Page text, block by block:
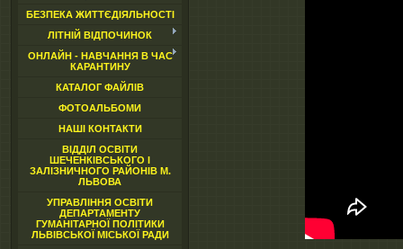
БЕЗПЕКА ЖИТТЄДІЯЛЬНОСТІ
ЛІТНІЙ ВІДПОЧИНОК
ОНЛАЙН - НАВЧАННЯ В ЧАС
КАРАНТИНУ
КАТАЛОГ ФАЙЛІВ
ФОТОАЛЬБОМИ
НАШІ КОНТАКТИ
ВІДДІЛ ОСВІТИ
ШЕЧЕНКІВСЬКОГО І
ЗАЛІЗНИЧНОГО РАЙОНІВ М.
ЛЬВОВА
УПРАВЛІННЯ ОСВІТИ
ДЕПАРТАМЕНТУ
ГУМАНІТАРНОЇ ПОЛІТИКИ
ЛЬВІВСЬКОЇ МІСЬКОЇ РАДИ